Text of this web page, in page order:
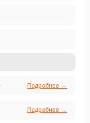
Подробнее →
Подробнее →